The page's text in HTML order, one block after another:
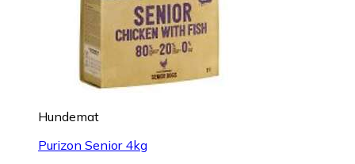
Hundemat
Purizon Senior 4kg